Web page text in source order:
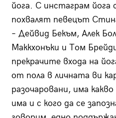
йога. С инстаграм
похвалят певецът
– Дейвид Бекъм, Алек
Маккхонъки и Том
прекрачите входа на
от пола в личната ви
разочаровани, има
има и с кого да се